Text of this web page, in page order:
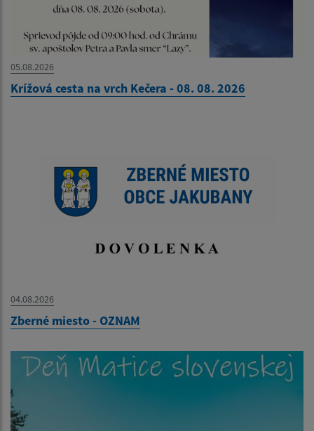
05.08.2026
Krížová cesta na vrch Kečera - 08. 08. 2026
04.08.2026
Zberné miesto - OZNAM